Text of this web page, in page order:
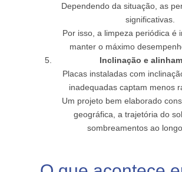
Dependendo da situação, as
significativas.
Por isso, a limpeza periódica é
manter o máximo
Inclinação e
Placas instaladas com
inadequadas captam menos
Um projeto bem elaborado
geográfica, a trajetória do
sombreamentos ao